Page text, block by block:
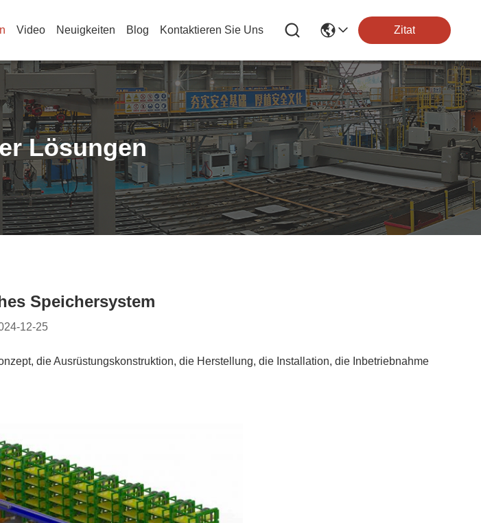
Video Neuigkeiten Blog Kontaktieren Sie Uns Zitat
Lösungen
Speichersystem
12-25
die Ausrüstungskonstruktion, die Herstellung, die Installation, die Inbetriebnahme